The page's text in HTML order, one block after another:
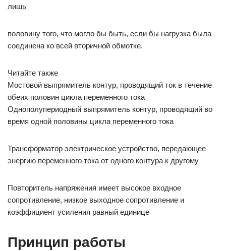
лишь
половину того, что могло бы быть, если бы нагрузка была
соединена ко всей вторичной обмотке.
Читайте также
Мостовой выпрямитель контур, проводящий ток в течение
обеих половин цикла переменного тока
Однополупериодный выпрямитель контур, проводящий во
время одной половины цикла переменного тока
Трансформатор электрическое устройство, передающее
энергию переменного тока от одного контура к другому
Повторитель напряжения имеет высокое входное
сопротивление, низкое выходное сопротивление и
коэффициент усиления равный единице
Принцип работы